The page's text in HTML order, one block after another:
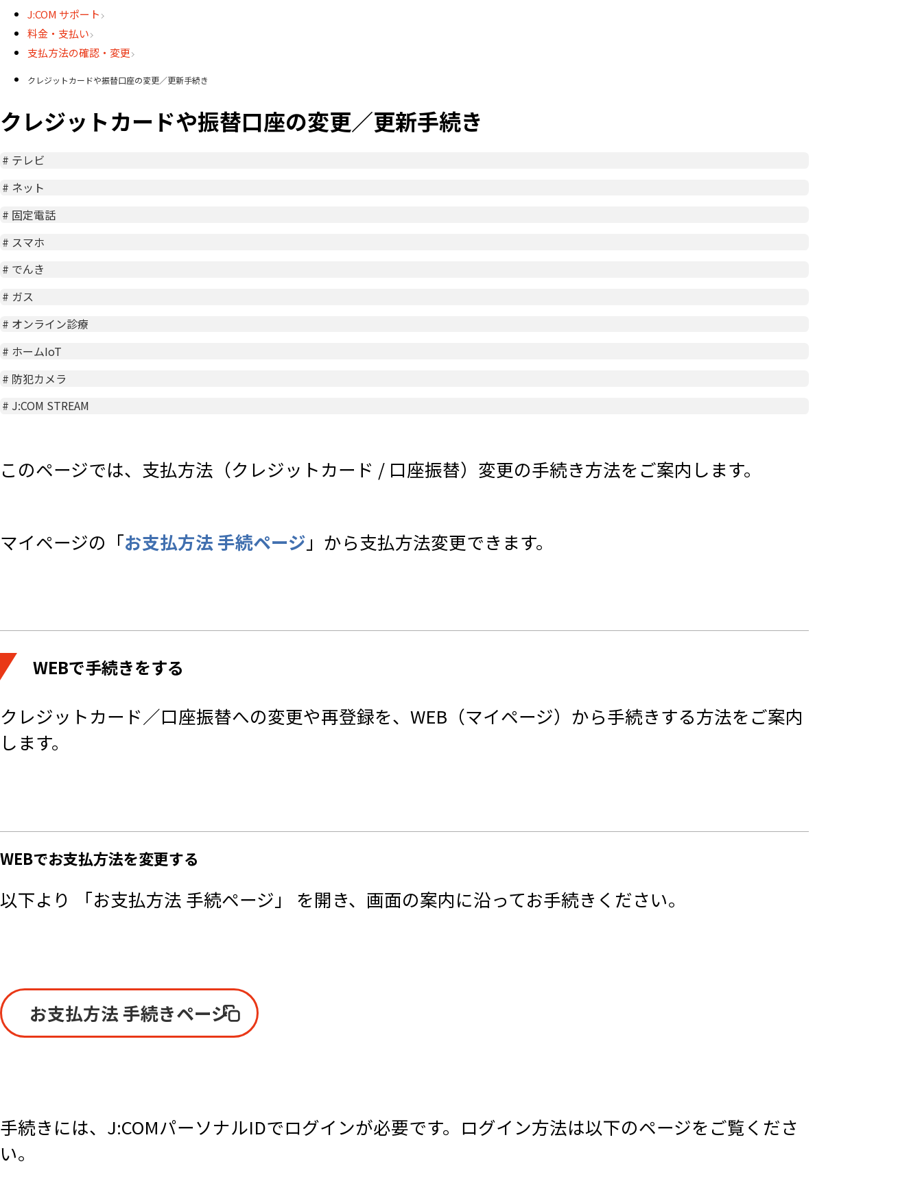
J:COM サポート
料金・支払い
支払方法の確認・変更
クレジットカードや振替口座の変更／更新手続き
クレジットカードや振替口座の変更／更新手続き
# テレビ
# ネット
# 固定電話
# スマホ
# でんき
# ガス
# オンライン診療
# ホームIoT
# 防犯カメラ
# J:COM STREAM
このページでは、支払方法（クレジットカード / 口座振替）変更の手続き方法をご案内します。
マイページの「お支払方法 手続ページ 」から支払方法変更できます。
WEBで手続きをする
クレジットカード／口座振替への変更や再登録を、WEB（マイページ）から手続きする方法をご案内
します。
WEBでお支払方法を変更する
以下より 「お支払方法 手続ページ」 を開き、画面の案内に沿ってお手続きください。
お支払方法 手続きページ
手続きには、J:COMパーソナルIDでログインが必要です。ログイン方法は以下のページをご覧くださ
い。